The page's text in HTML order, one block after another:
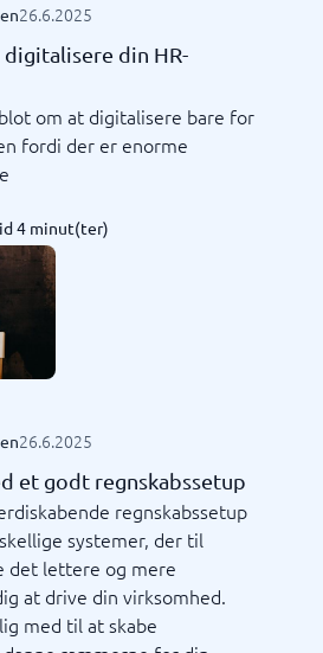
26.6.2025
din HR-
om at digitalisere bare for
fordi der er enorme
4 minut(ter)
26.6.2025
et godt regnskabssetup
regnskabssetup
systemer, der til
det lettere og mere
at drive din virksomhed.
med til at skabe